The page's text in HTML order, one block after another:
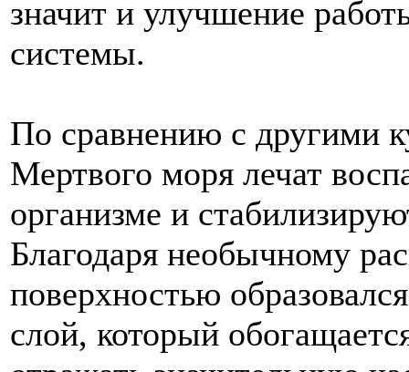
значит и улучшение
системы.
По сравнению с другими
Мертвого моря лечат
организме и
Благодаря необычному
поверхностью
слой, который